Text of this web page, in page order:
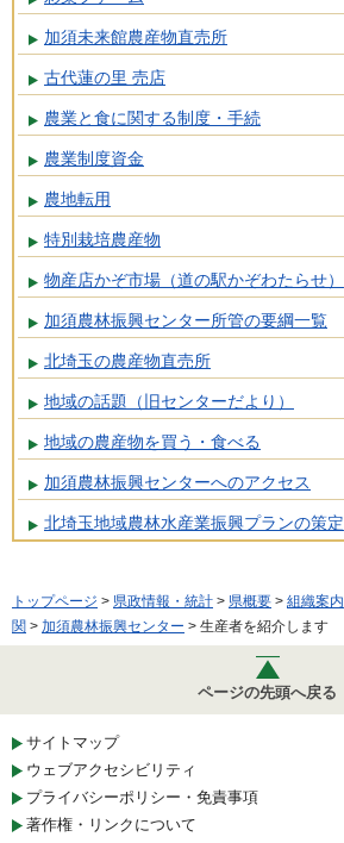
加須未来館農産物直売所
古代蓮の里 売店
農業と食に関する制度・手続
農業制度資金
農地転用
特別栽培農産物
物産店かぞ市場（道の駅かぞわたらせ）
加須農林振興センター所管の要綱一覧
北埼玉の農産物直売所
地域の話題（旧センターだより）
地域の農産物を買う・食べる
加須農林振興センターへのアクセス
北埼玉地域農林水産業振興プランの策定
トップページ > 県政情報・統計 > 県概要 > 組織案内
関 > 加須農林振興センター > 生産者を紹介します
ページの先頭へ戻る
サイトマップ
ウェブアクセシビリティ
プライバシーポリシー・免責事項
著作権・リンクについて